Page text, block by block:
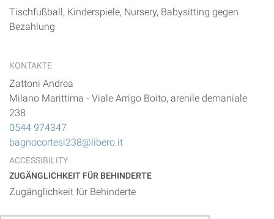
Tischfußball, Kinderspiele, Nursery, Babysitting gegen
Bezahlung
KONTAKTE
Zattoni Andrea
Milano Marittima - Viale Arrigo Boito, arenile demaniale
238
0544 974347
bagnocortesi238@libero.it
ACCESSIBILITY
ZUGÄNGLICHKEIT FÜR BEHINDERTE
Zugänglichkeit für Behinderte